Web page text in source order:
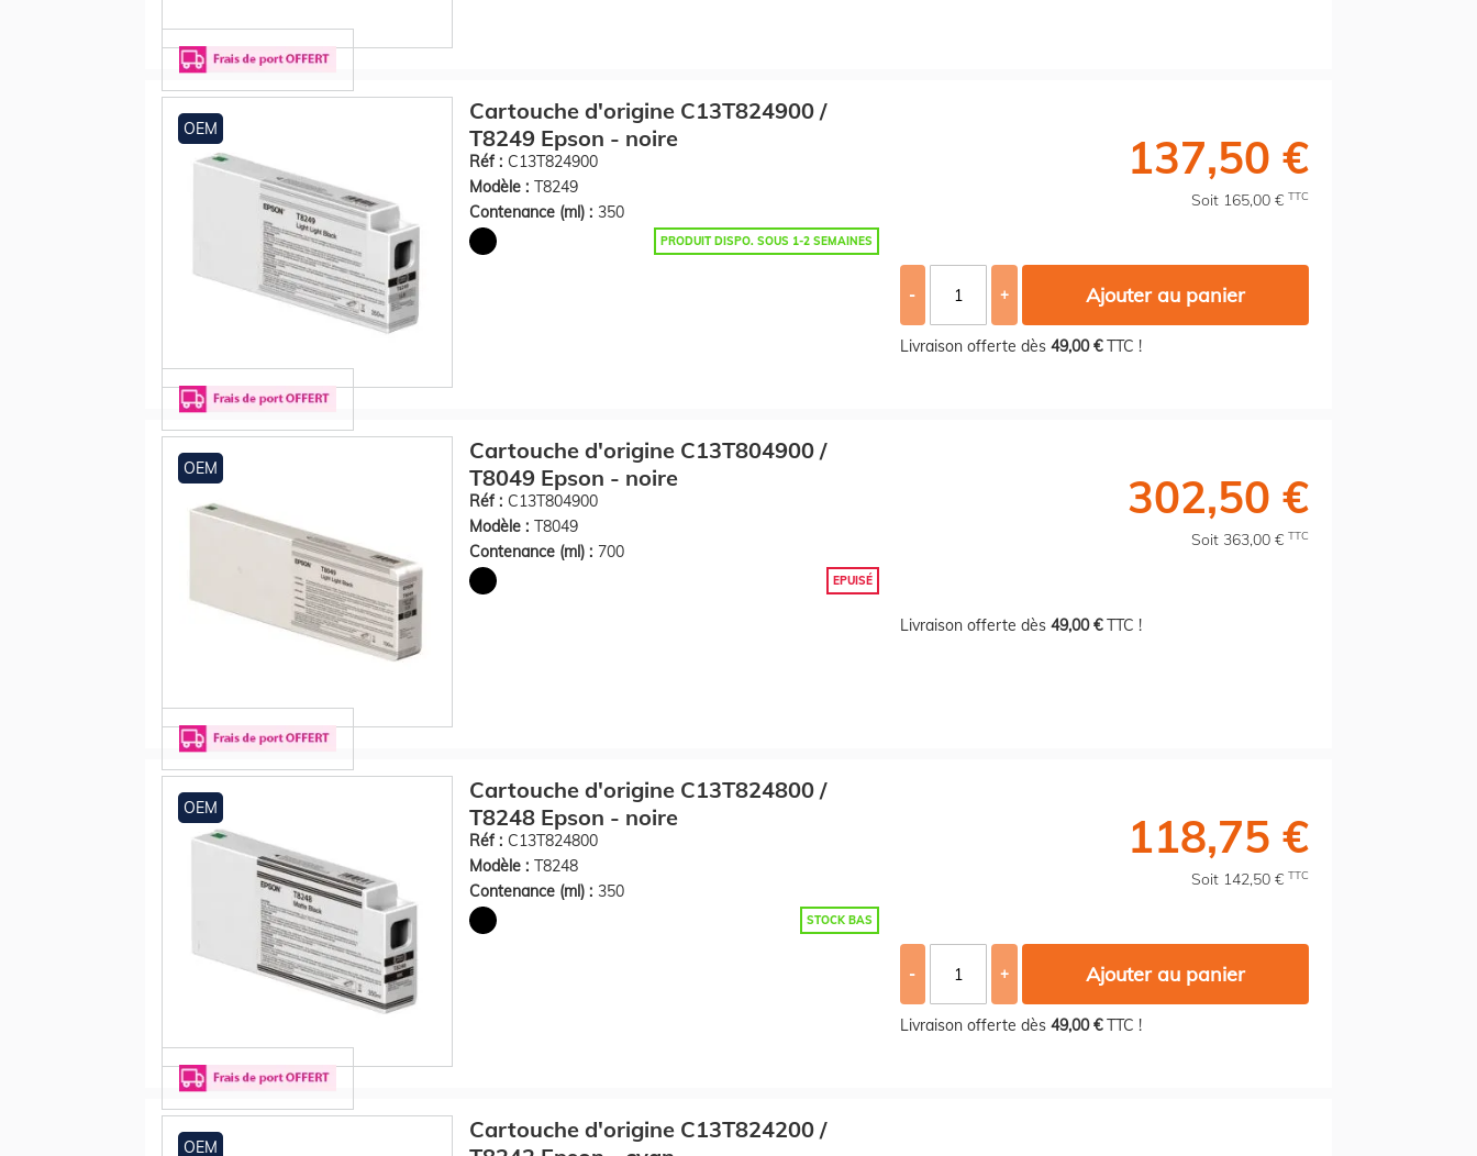
OEM
Cartouche d'origine C13T824900 /
T8249 Epson - noire
Réf : C13T824900
Modèle : T8249
Contenance (ml) : 350
PRODUIT DISPO. SOUS 1-2 SEMAINES
137,50 €
Soit 165,00 € TTC
- + Ajouter au panier
Livraison offerte dès 49,00 €TTC !
OEM
Cartouche d'origine C13T804900 /
T8049 Epson - noire
Réf : C13T804900
Modèle : T8049
Contenance (ml) : 700
EPUISÉ
302,50 €
Soit 363,00 € TTC
Livraison offerte dès 49,00 €TTC !
OEM
Cartouche d'origine C13T824800 /
T8248 Epson - noire
Réf : C13T824800
Modèle : T8248
Contenance (ml) : 350
STOCK BAS
118,75 €
Soit 142,50 € TTC
- + Ajouter au panier
Livraison offerte dès 49,00 €TTC !
OEM
Cartouche d'origine C13T824200 /